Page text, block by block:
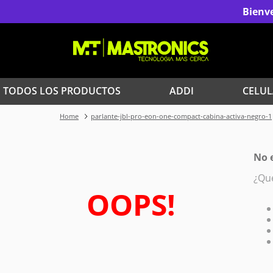
TODOS LOS PRODUCTOS ADDI
parlante-jbl-pro-eon-one-compact-cabina-activa-negro-1
OOPS!
No
Iphone
Red Magic